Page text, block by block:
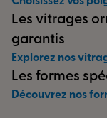
Les vitrages
garantis
Explorez nos
Les formes
Découvrez nos